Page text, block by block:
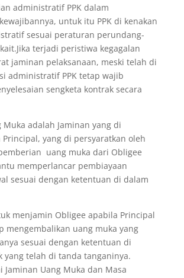
administratif PPK dalam
untuk itu PPK di kenakan
sesuai peraturan perundang-
terjadi peristiwa kegagalan
jaminan pelaksanaan, meski telah di
administratif PPK tetap wajib
sengketa kontrak secara
Muka adalah Jaminan yang di
yang di persyaratkan oleh
uang muka dari Obligee
memperlancar pembiayaan
sesuai dengan ketentuan di dalam
menjamin Obligee apabila Principal
mengembalikan uang muka yang
sesuai dengan ketentuan di
yang telah di tanda tanganinya.
Jaminan Uang Muka dan Masa